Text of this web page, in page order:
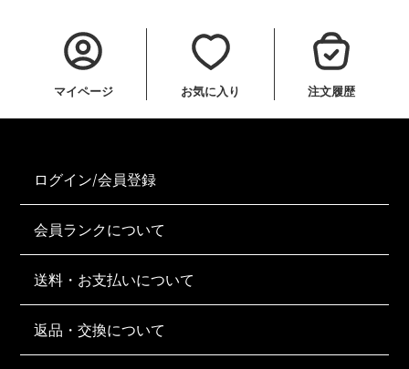
マイページ お気に入り 注文履歴
ログイン/会員登録
会員ランクについて
送料・お支払いについて
返品・交換について